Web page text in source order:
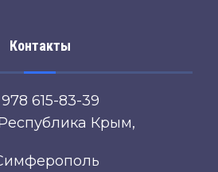
Контакты
615-83-39
Крым,